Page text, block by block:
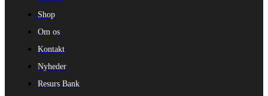
Shop
Om os
Kontakt
Nyheder
Resurs Bank